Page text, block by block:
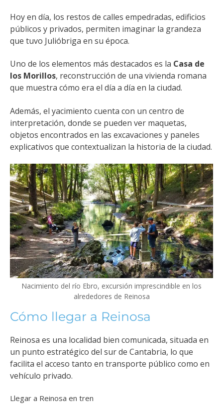
Hoy en día, los restos de calles empedradas, edificios
públicos y privados, permiten imaginar la grandeza
que tuvo Julióbriga en su época.
Uno de los elementos más destacados es la Casa de
los Morillos, reconstrucción de una vivienda romana
que muestra cómo era el día a día en la ciudad.
Además, el yacimiento cuenta con un centro de
interpretación, donde se pueden ver maquetas,
objetos encontrados en las excavaciones y paneles
explicativos que contextualizan la historia de la ciudad.
Nacimiento del río Ebro, excursión imprescindible en los
alrededores de Reinosa
Cómo llegar a Reinosa
Reinosa es una localidad bien comunicada, situada en
un punto estratégico del sur de Cantabria, lo que
facilita el acceso tanto en transporte público como en
vehículo privado.
Llegar a Reinosa en tren